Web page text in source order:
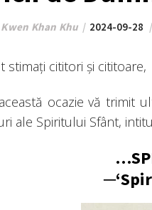
Kwen Khan Khu 2024-09-28
stimați cititori și cititoare,
ocazie vă trimit
ale Spiritului Sfânt,